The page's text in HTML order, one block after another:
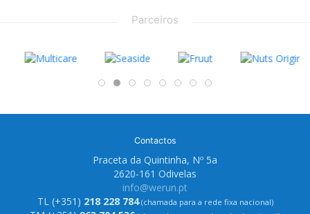
Parceiros
Contactos
Praceta da Quintinha, Nº 5a
2620-161 Odivelas
info@werun.pt
TL (+351) 218 228 784(chamada para a rede fixa nacional)